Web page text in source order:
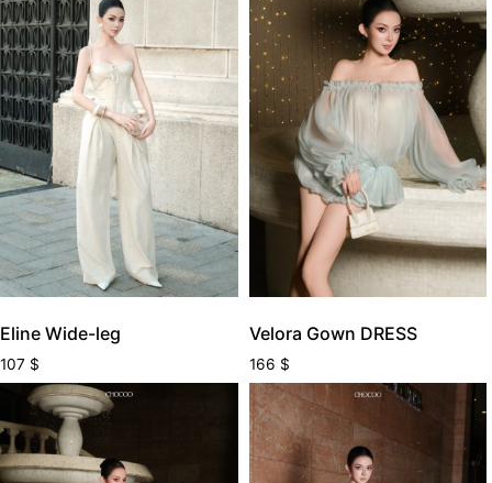
Eline Wide-leg
107 $
Velora Gown DRESS
166 $